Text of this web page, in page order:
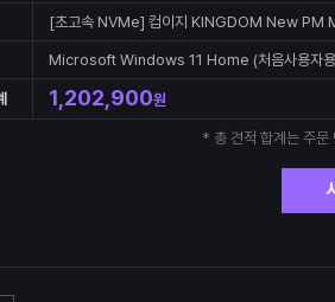
[초고속 NVMe] 컴이지 KINGDOM New PM
Microsoft Windows 11 Home (처음사용자용
1,202,900원
* 총 견적 합계는 주문